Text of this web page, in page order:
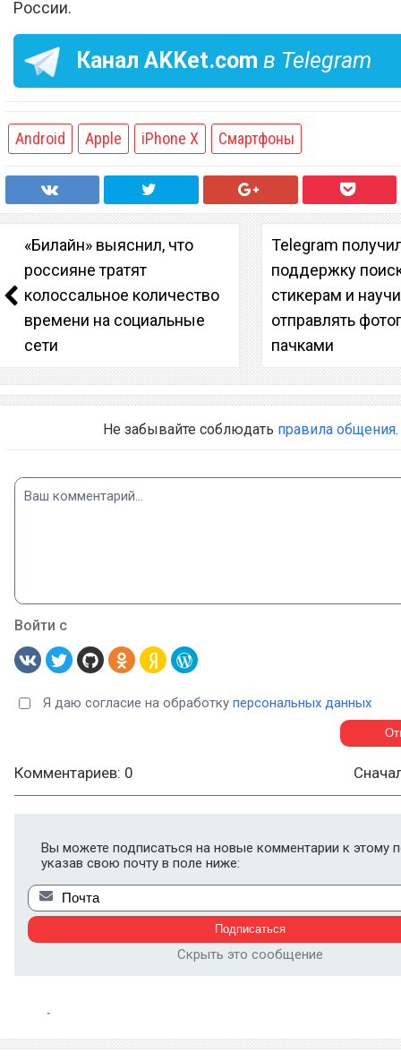
России.
Канал AKKet.com в Telegram
Android Apple iPhone X Смартфоны
«Билайн» выяснил, что
россияне тратят
колоссальное количество
времени на социальные
сети
Telegram
поддержку
стикерам и
отправлять
пачками
Не забывайте соблюдать правила общения.
Войти с
Я даю согласие на обработку персональных данных
Комментариев: 0
Вы можете подписаться на новые комментарии к этому
указав свою почту в поле ниже:
Скрыть это сообщение